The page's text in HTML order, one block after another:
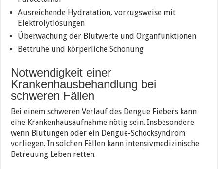
Ausreichende Hydratation, vorzugsweise mit
Elektrolytlösungen
Überwachung der Blutwerte und Organfunktionen
Bettruhe und körperliche Schonung
Notwendigkeit einer
Krankenhausbehandlung bei
schweren Fällen
Bei einem schweren Verlauf des Dengue Fiebers kann
eine Krankenhausaufnahme nötig sein. Insbesondere
wenn Blutungen oder ein Dengue-Schocksyndrom
vorliegen. In solchen Fällen kann intensivmedizinische
Betreuung Leben retten.